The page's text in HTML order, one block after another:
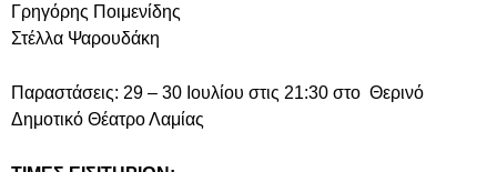
Γρηγόρης Ποιμενίδης
Στέλλα Ψαρουδάκη
Παραστάσεις: 29 – 30 Ιουλίου στις 21:30 στο Θερινό
Δημοτικό Θέατρο Λαμίας